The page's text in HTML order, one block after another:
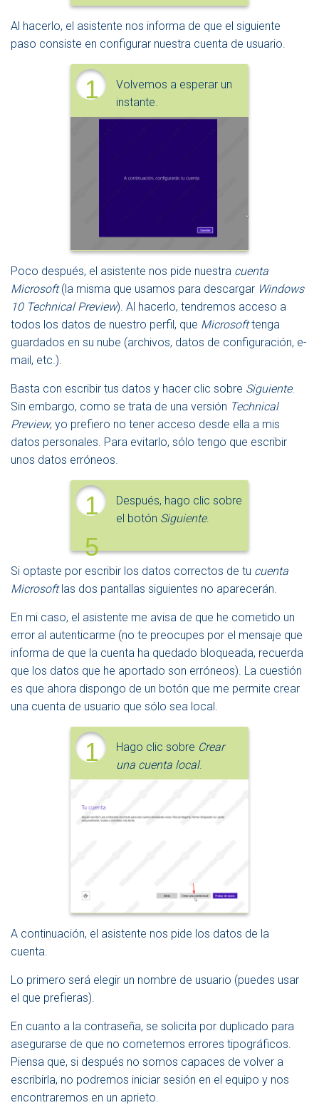
Al hacerlo, el asistente nos informa de que el siguiente
paso consiste en configurar nuestra cuenta de usuario.
1
Volvemos a esperar un
instante.
Poco después, el asistente nos pide nuestra cuenta
Microsoft(la misma que usamos para descargar Windows
10 Technical Preview). Al hacerlo, tendremos acceso a
todos los datos de nuestro perfil, que Microsofttenga
guardados en su nube (archivos, datos de configuración, e-
mail, etc.).
Basta con escribir tus datos y hacer clic sobre Siguiente.
Sin embargo, como se trata de una versión Technical
Preview, yo prefiero no tener acceso desde ella a mis
datos personales. Para evitarlo, sólo tengo que escribir
unos datos erróneos.
1
5
Después, hago clic sobre
el botón Siguiente.
Si optaste por escribir los datos correctos de tu cuenta
Microsoftlas dos pantallas siguientes no aparecerán.
En mi caso, el asistente me avisa de que he cometido un
error al autenticarme (no te preocupes por el mensaje que
informa de que la cuenta ha quedado bloqueada, recuerda
que los datos que he aportado son erróneos). La cuestión
es que ahora dispongo de un botón que me permite crear
una cuenta de usuario que sólo sea local.
1
Hago clic sobre Crear
una cuenta local.
A continuación, el asistente nos pide los datos de la
cuenta.
Lo primero será elegir un nombre de usuario (puedes usar
el que prefieras).
En cuanto a la contraseña, se solicita por duplicado para
asegurarse de que no cometemos errores tipográficos.
Piensa que, si después no somos capaces de volver a
escribirla, no podremos iniciar sesión en el equipo y nos
encontraremos en un aprieto.